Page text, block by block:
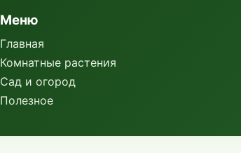
Меню
Главная
Комнатные растения
Сад и огород
Полезное